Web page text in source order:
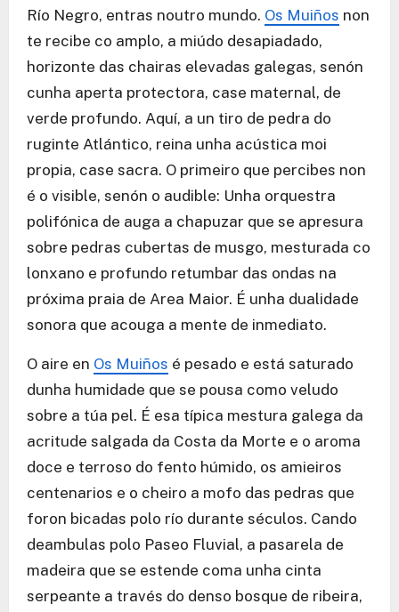
Río Negro, entras noutro mundo. Os Muiños non
te recibe co amplo, a miúdo desapiadado,
horizonte das chairas elevadas galegas, senón
cunha aperta protectora, case maternal, de
verde profundo. Aquí, a un tiro de pedra do
ruginte Atlántico, reina unha acústica moi
propia, case sacra. O primeiro que percibes non
é o visible, senón o audible: Unha orquestra
polifónica de auga a chapuzar que se apresura
sobre pedras cubertas de musgo, mesturada co
lonxano e profundo retumbar das ondas na
próxima praia de Area Maior. É unha dualidade
sonora que acouga a mente de inmediato.
O aire en Os Muiños é pesado e está saturado
dunha humidade que se pousa como veludo
sobre a túa pel. É esa típica mestura galega da
acritude salgada da Costa da Morte e o aroma
doce e terroso do fento húmido, os amieiros
centenarios e o cheiro a mofo das pedras que
foron bicadas polo río durante séculos. Cando
deambulas polo Paseo Fluvial, a pasarela de
madeira que se estende coma unha cinta
serpeante a través do denso bosque de ribeira,